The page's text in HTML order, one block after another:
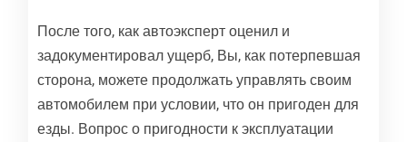
После того, как автоэксперт оценил и
задокументировал ущерб, Вы, как потерпевшая
сторона, можете продолжать управлять своим
автомобилем при условии, что он пригоден для
езды. Вопрос о пригодности к эксплуатации